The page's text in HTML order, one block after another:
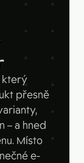
který
přesně
– a hned
Místo
e-